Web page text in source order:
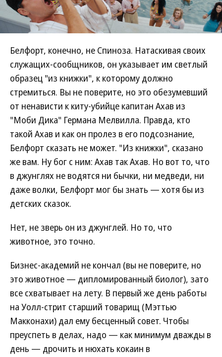
Белфорт, конечно, не Спиноза. Натаскивая своих
служащих-сообщников, он указывает им светлый
образец "из книжки", к которому должно
стремиться. Вы не поверите, но это обезумевший
от ненависти к киту-убийце капитан Ахав из
"Моби Дика" Германа Мелвилла. Правда, кто
такой Ахав и как он пролез в его подсознание,
Белфорт сказать не может. "Из книжки", сказано
же вам. Ну бог с ним: Ахав так Ахав. Но вот то, что
в джунглях не водятся ни бычки, ни медведи, ни
даже волки, Белфорт мог бы знать — хотя бы из
детских сказок.
Нет, не зверь он из джунглей. Но то, что
животное, это точно.
Бизнес-академий не кончал (вы не поверите, но
это животное — дипломированный биолог), зато
все схватывает на лету. В первый же день работы
на Уолл-стрит старший товарищ (Мэттью
Макконахи) дал ему бесценный совет. Чтобы
преуспеть в делах, надо — как минимум дважды в
день — дрочить и нюхать кокаин в